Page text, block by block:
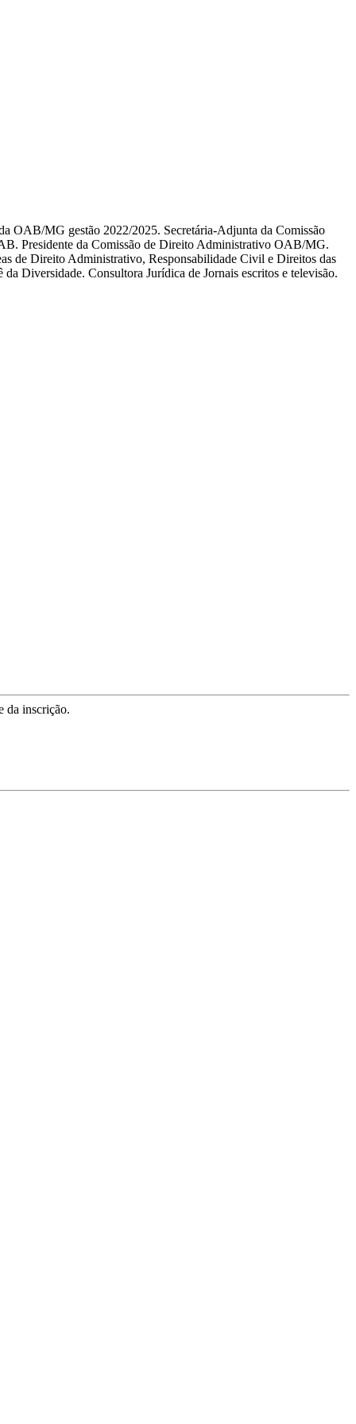
OAB/MG gestão 2022/2025. Secretária-Adjunta da Comissão
Presidente da Comissão de Direito Administrativo OAB/MG.
de Direito Administrativo, Responsabilidade Civil e Direitos das
Diversidade. Consultora Jurídica de Jornais escritos e televisão.
da inscrição.